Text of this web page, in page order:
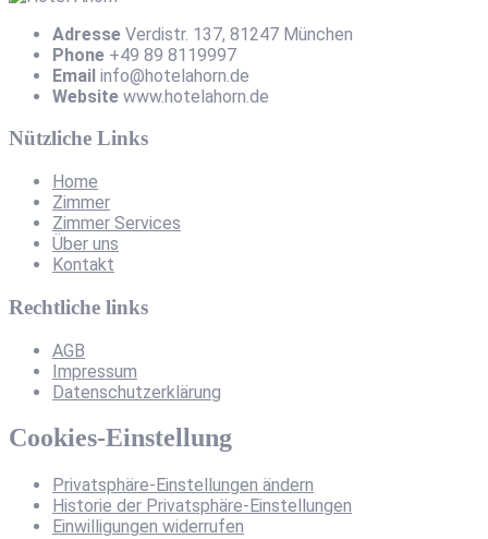
Adresse Verdistr. 137, 81247 München
Phone +49 89 8119997
Email info@hotelahorn.de
Website www.hotelahorn.de
Nützliche Links
Home
Zimmer
Zimmer Services
Über uns
Kontakt
Rechtliche links
AGB
Impressum
Datenschutzerklärung
Cookies-Einstellung
Privatsphäre-Einstellungen ändern
Historie der Privatsphäre-Einstellungen
Einwilligungen widerrufen